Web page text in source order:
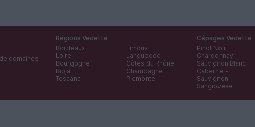
domaines
Régions Vedette
Bordeaux
Loire
Bourgogne
Rioja
Toscana
Limoux
Languedoc
Côtes du Rhône
Champagne
Piemonte
Cépages Vedette
Pinot Noir
Chardonnay
Sauvignon Blanc
Cabernet-
Sauvignon
Sangiovese